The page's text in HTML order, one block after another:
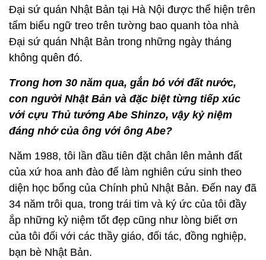
Đại sứ quán Nhật Bản tại Hà Nội được thể hiện trên
tấm biểu ngữ treo trên tường bao quanh tòa nhà
Đại sứ quán Nhật Bản trong những ngày tháng
không quên đó.
Trong hơn 30 năm qua, gắn bó với đất nước,
con người Nhật Bản và đặc biệt từng tiếp xúc
với cựu Thủ tướng Abe Shinzo, vậy kỷ niệm
đáng nhớ của ông với ông Abe?
Năm 1988, tôi lần đầu tiên đặt chân lên mảnh đất
của xứ hoa anh đào để làm nghiên cứu sinh theo
diện học bổng của Chính phủ Nhật Bản. Đến nay đã
34 năm trôi qua, trong trái tim và ký ức của tôi đầy
ắp những kỷ niệm tốt đẹp cũng như lòng biết ơn
của tôi đối với các thầy giáo, đối tác, đồng nghiệp,
bạn bè Nhật Bản.